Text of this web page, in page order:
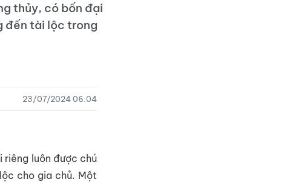
thủy, có bốn đại
đến tài lộc trong
23/07/2024 06:04
riêng luôn được chú
cho gia chủ. Một